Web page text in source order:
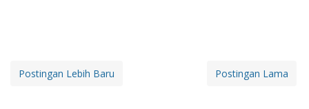
Postingan Lebih Baru Postingan Lama